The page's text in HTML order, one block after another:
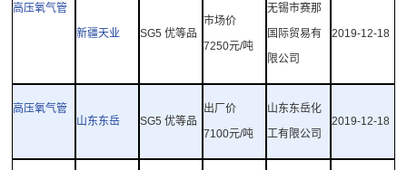
高压氧气管
新疆天业
SG5优等品
市场价
7250元/吨
无锡市赛那
国际贸易有
限公司
2019-12-18
高压氧气管
山东东岳
SG5优等品
出厂价
7100元/吨
山东东岳化
工有限公司
2019-12-18